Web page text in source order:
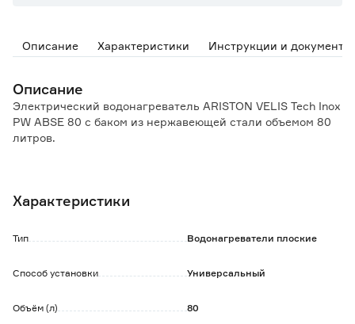
Описание Характеристики Инструкции и документы
Описание
Электрический водонагреватель ARISTON VELIS Tech Inox
PW ABSE 80 с баком из нержавеющей стали объемом 80
литров.
- возможность вертикальной и горизонтальной
- электронное управление с LED-дисплеем;
- передовая конструкция для быстрого нагрева и
- электронная система защиты от перегрева, замерзания,
Характеристики
Тип Водонагреватели плоские
Способ установки Универсальный
Объём (л) 80